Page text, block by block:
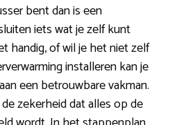
bent dan is een
iets wat je zelf kunt
handig, of wil je het niet zelf
installeren kan je
een betrouwbare vakman.
zekerheid dat alles op de